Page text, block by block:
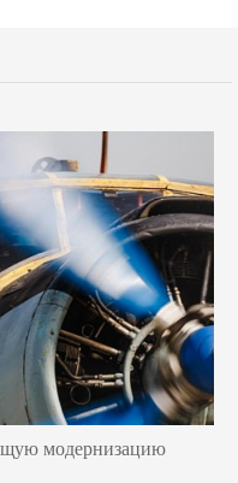
модернизацию